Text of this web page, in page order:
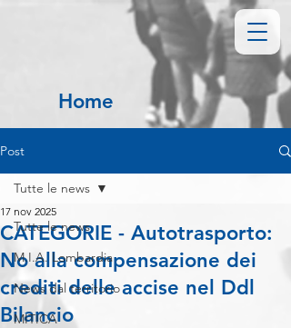
Home
Post
Tutte le news
M.I.A. Lombardia
News dal territorio
MITICA
Tutte le news
CATEGORIE - Autotrasporto:
No alla compensazione dei
crediti delle accise nel Ddl
Bilancio
17 nov 2025